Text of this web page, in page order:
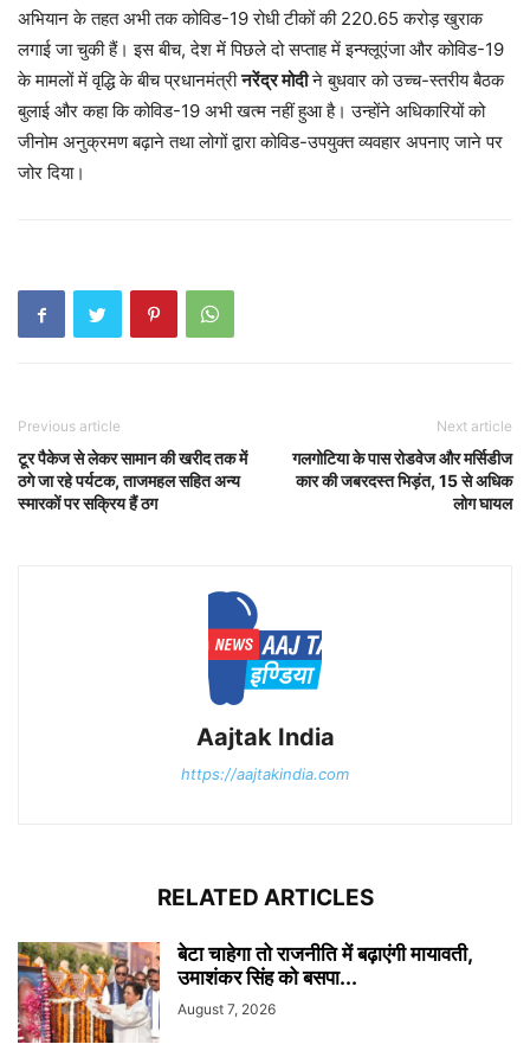
अभियान के तहत अभी तक कोविड-19 रोधी टीकों की 220.65 करोड़ खुराक
लगाई जा चुकी हैं। इस बीच, देश में पिछले दो सप्ताह में इन्फ्लूएंजा और कोविड-19
के मामलों में वृद्धि के बीच प्रधानमंत्रीनरेंद्र मोदीने बुधवार को उच्च-स्तरीय बैठक
बुलाई और कहा कि कोविड-19 अभी खत्म नहीं हुआ है। उन्होंने अधिकारियों को
जीनोम अनुक्रमण बढ़ाने तथा लोगों द्वारा कोविड-उपयुक्त व्यवहार अपनाए जाने पर
जोर दिया।
Previous article
टूर पैकेज से लेकर सामान की खरीद तक में
ठगे जा रहे पर्यटक, ताजमहल सहित अन्य
स्मारकों पर सक्रिय हैं ठग
Next article
गलगोटिया के पास रोडवेज और मर्सिडीज
कार की जबरदस्त भिड़ंत, 15 से अधिक
लोग घायल
Aajtak India
https://aajtakindia.com
RELATED ARTICLES
बेटा चाहेगा तो राजनीति में बढ़ाएंगी मायावती,
उमाशंकर सिंह को बसपा...
August 7, 2026